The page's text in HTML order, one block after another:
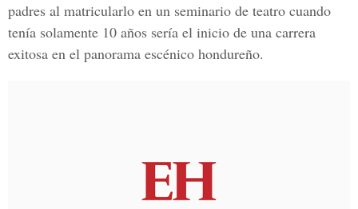
padres al matricularlo en un seminario de teatro cuando
tenía solamente 10 años sería el inicio de una carrera
exitosa en el panorama escénico hondureño.